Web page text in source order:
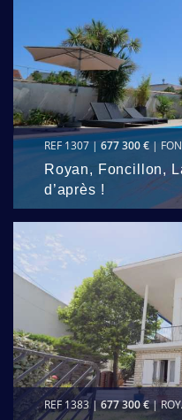
REF 1307 | 677 300 € |
Royan, Foncillon,
d’après !
REF 1383 |677 300 €|